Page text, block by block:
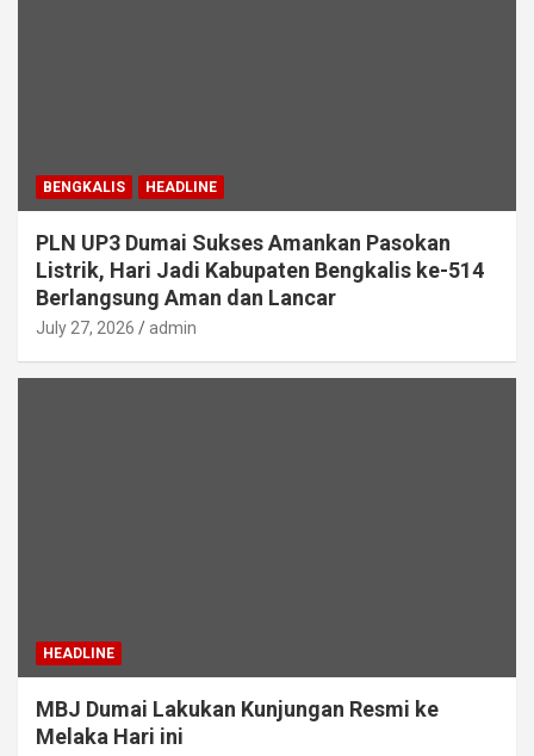
BENGKALIS HEADLINE
PLN UP3 Dumai Sukses Amankan Pasokan
Listrik, Hari Jadi Kabupaten Bengkalis ke-514
Berlangsung Aman dan Lancar
July 27, 2026 admin
HEADLINE
MBJ Dumai Lakukan Kunjungan Resmi ke
Melaka Hari ini